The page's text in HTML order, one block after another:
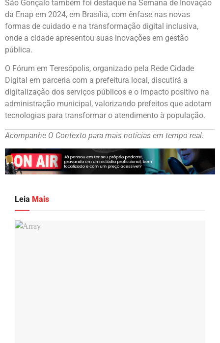
São Gonçalo também foi destaque na Semana de Inovação
da Enap em 2024, em Brasília, com ênfase nas novas
formas de cuidado e na transformação digital inclusiva,
onde a cidade apresentou suas inovações em gestão
pública.
O Fórum em Teresópolis, organizado pela Rede Cidade
Digital em parceria com a prefeitura local, discutirá a
digitalização dos serviços públicos e o impacto positivo na
administração municipal, valorizando prefeitos que adotam
tecnologias para transformar o atendimento à população.
Acompanhe O Contexto para mais notícias em tempo real.
Leia Mais